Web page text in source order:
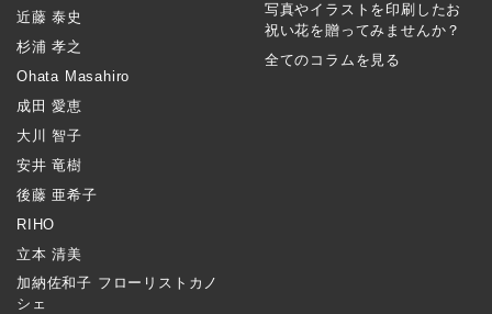
近藤 泰史
杉浦 孝之
Ohata Masahiro
成田 愛恵
大川 智子
安井 竜樹
後藤 亜希子
RIHO
立本 清美
加納佐和子 フローリストカノ
シェ
写真やイラストを印刷したお
祝い花を贈ってみませんか？
全てのコラムを見る